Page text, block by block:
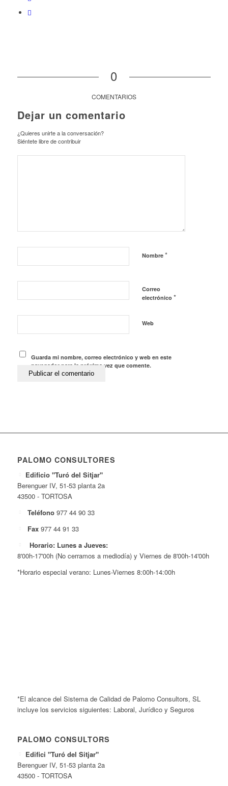
0
COMENTARIOS
Dejar un comentario
¿Quieres unirte a la conversación?
Siéntete libre de contribuir
Nombre *
Correo
electrónico *
Web
Guarda mi nombre, correo electrónico y web en este
navegador para la próxima vez que comente.
PALOMO CONSULTORES
Edificio "Turó del Sitjar"
Berenguer IV, 51-53 planta 2a
43500 - TORTOSA
Teléfono 977 44 90 33
Fax 977 44 91 33
Horario: Lunes a Jueves:
8'00h-17'00h (No cerramos a mediodía) y Viernes de 8'00h-14'00h
*Horario especial verano: Lunes-Viernes 8:00h-14:00h
*El alcance del Sistema de Calidad de Palomo Consultors, SL
incluye los servicios siguientes: Laboral, Jurídico y Seguros
PALOMO CONSULTORS
Edifici "Turó del Sitjar"
Berenguer IV, 51-53 planta 2a
43500 - TORTOSA